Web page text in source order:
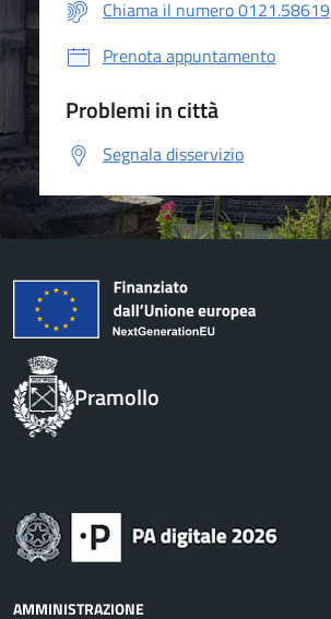
Chiama il numero 0121.58619
Prenota appuntamento
Problemi in città
Segnala disservizio
Pramollo
AMMINISTRAZIONE